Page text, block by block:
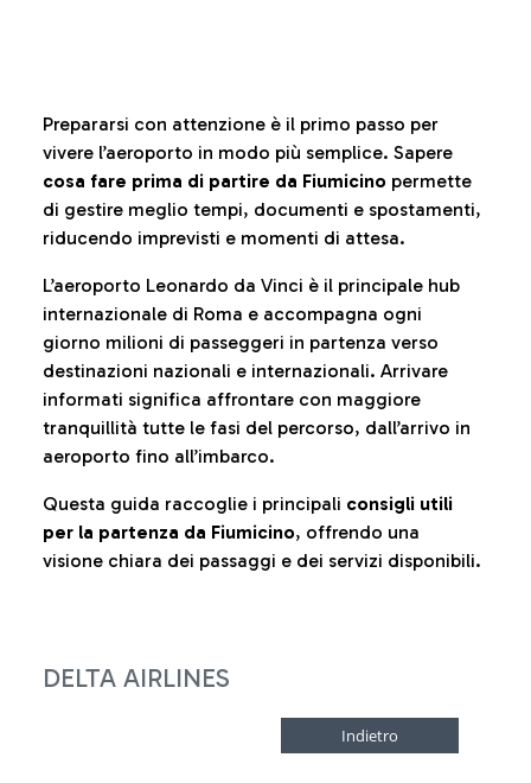
Prepararsi con attenzione è il primo passo per
vivere l’aeroporto in modo più semplice. Sapere
cosa fare prima di partire da Fiumicino permette
di gestire meglio tempi, documenti e spostamenti,
riducendo imprevisti e momenti di attesa.
L’aeroporto Leonardo da Vinci è il principale hub
internazionale di Roma e accompagna ogni
giorno milioni di passeggeri in partenza verso
destinazioni nazionali e internazionali. Arrivare
informati significa affrontare con maggiore
tranquillità tutte le fasi del percorso, dall’arrivo in
aeroporto fino all’imbarco.
Questa guida raccoglie i principali consigli utili
per la partenza da Fiumicino, offrendo una
visione chiara dei passaggi e dei servizi disponibili.
DELTA AIRLINES